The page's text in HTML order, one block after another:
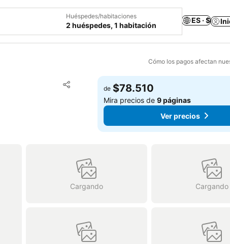
Huéspedes/habitaciones
2 huéspedes, 1 habitación
ES · $
Cómo los pagos afectan
Compartir
Agregar a favoritos
de $78.510
Mira precios de9 páginas
Ver precios
Cargando Cargando